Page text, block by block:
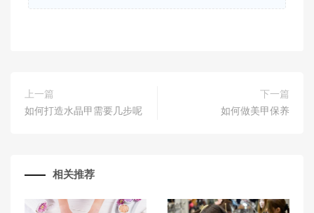
上一篇
如何打造水晶甲需要几步呢
下一篇
如何做美甲保养
相关推荐